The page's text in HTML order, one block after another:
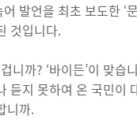
발언을 최초 보도한
것입니다.
까? ‘바이든’이 맞
듣지 못하여 온 국민
니까.